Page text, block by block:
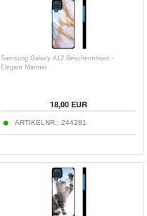
Samsung Galaxy A12 Beschermhoes -
Elegant Marmer
18,00EUR
ARTIKELNR.: 244281